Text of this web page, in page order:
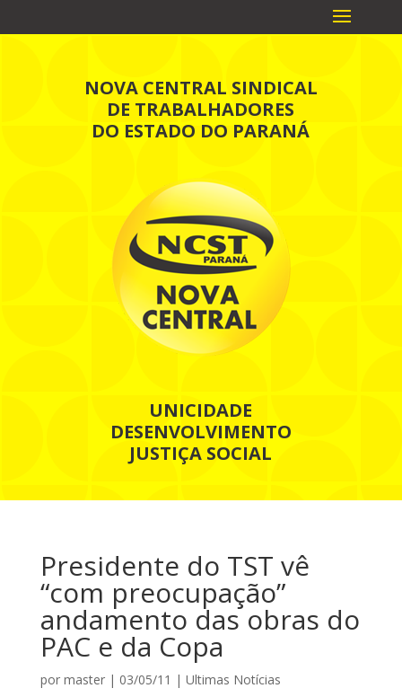
NOVA CENTRAL SINDICAL
DE TRABALHADORES
DO ESTADO DO PARANÁ
UNICIDADE
DESENVOLVIMENTO
JUSTIÇA SOCIAL
Presidente do TST vê
“com preocupação”
andamento das obras do
PAC e da Copa
por master| 03/05/11 | Ultimas Notícias